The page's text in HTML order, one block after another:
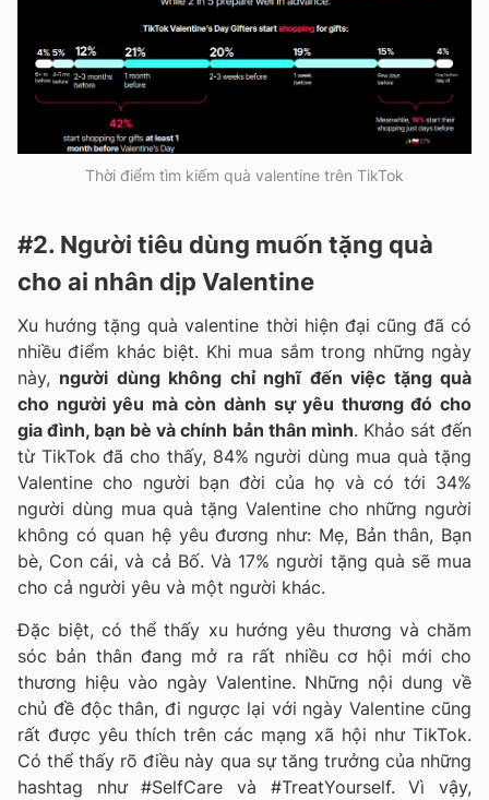
Thời điểm tìm kiếm quà valentine trên TikTok
#2. Người tiêu dùng muốn tặng quà
cho ai nhân dịp Valentine
Xu hướng tặng quà valentine thời hiện đại cũng đã có
nhiều điểm khác biệt. Khi mua sắm trong những ngày
này, người dùng không chỉ nghĩ đến việc tặng quà
cho người yêu mà còn dành sự yêu thương đó cho
gia đình, bạn bè và chính bản thân mình. Khảo sát đến
từ TikTok đã cho thấy, 84% người dùng mua quà tặng
Valentine cho người bạn đời của họ và có tới 34%
người dùng mua quà tặng Valentine cho những người
không có quan hệ yêu đương như: Mẹ, Bản thân, Bạn
bè, Con cái, và cả Bố. Và 17% người tặng quà sẽ mua
cho cả người yêu và một người khác.
Đặc biệt, có thể thấy xu hướng yêu thương và chăm
sóc bản thân đang mở ra rất nhiều cơ hội mới cho
thương hiệu vào ngày Valentine. Những nội dung về
chủ đề độc thân, đi ngược lại với ngày Valentine cũng
rất được yêu thích trên các mạng xã hội như TikTok.
Có thể thấy rõ điều này qua sự tăng trưởng của những
hashtag như #SelfCare và #TreatYourself. Vì vậy,